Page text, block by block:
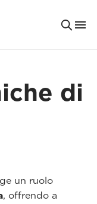
di
un ruolo
, offrendo a